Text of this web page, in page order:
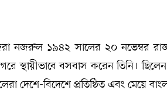
নজরুল ১৯৪২ সালের ২০ নভেম্বর
স্থায়ীভাবে বসবাস করেন তিনি।
দেশে-বিদেশে প্রতিষ্ঠিত এবং মেয়ে